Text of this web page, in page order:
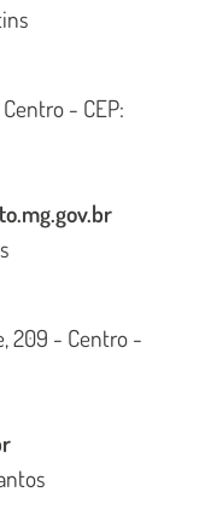
- CEP:
209 - Centro -